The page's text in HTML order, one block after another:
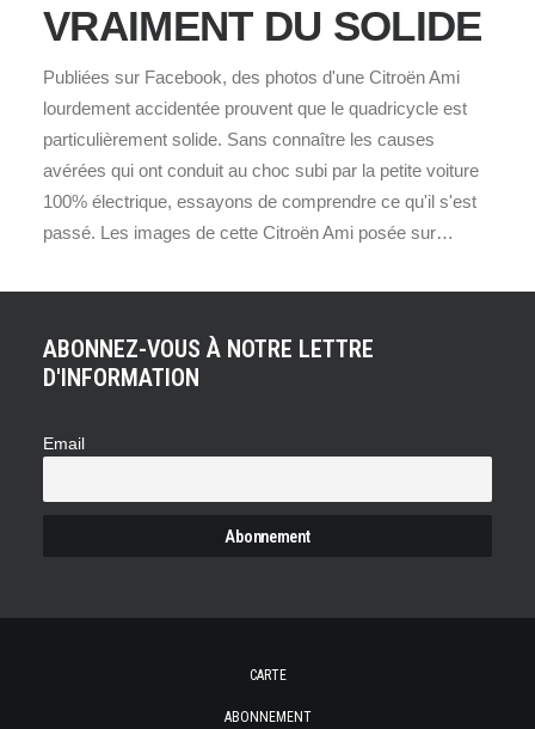
VRAIMENT DU SOLIDE
Publiées sur Facebook, des photos d'une Citroën Ami
lourdement accidentée prouvent que le quadricycle est
particulièrement solide. Sans connaître les causes
avérées qui ont conduit au choc subi par la petite voiture
100% électrique, essayons de comprendre ce qu'il s'est
passé. Les images de cette Citroën Ami posée sur…
ABONNEZ-VOUS À NOTRE LETTRE
D'INFORMATION
Email
CARTE
ABONNEMENT